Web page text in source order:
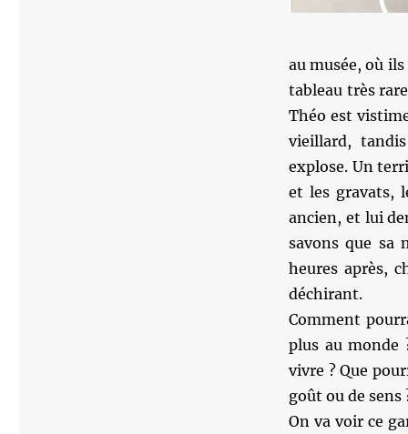
au musée, où
tableau très
Théo est
vieillard,
explose. Un
et les gravats,
ancien, et lui
savons que sa
heures après,
déchirant.
Comment
plus au
vivre ? Que
goût ou de
On va voir ce